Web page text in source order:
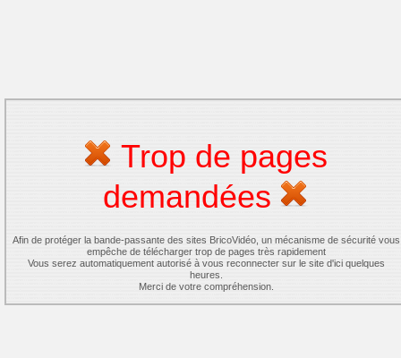
Trop de pages
demandées
Afin de protéger la bande-passante des sites BricoVidéo, un mécanisme de sécurité vous
empêche de télécharger trop de pages très rapidement
Vous serez automatiquement autorisé à vous reconnecter sur le site d'ici quelques
heures.
Merci de votre compréhension.